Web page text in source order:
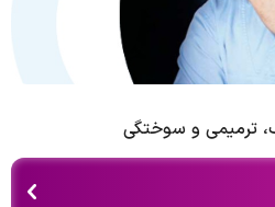
ترمیمی و سوختگی